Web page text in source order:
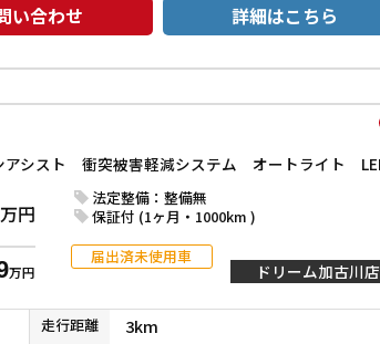
い合わせ 詳細はこちら
万円
万円
法定整備：整備無
保証付 (1ヶ月・1000km )
届出済未使用車
ドリーム加古川店
走行距離 3km